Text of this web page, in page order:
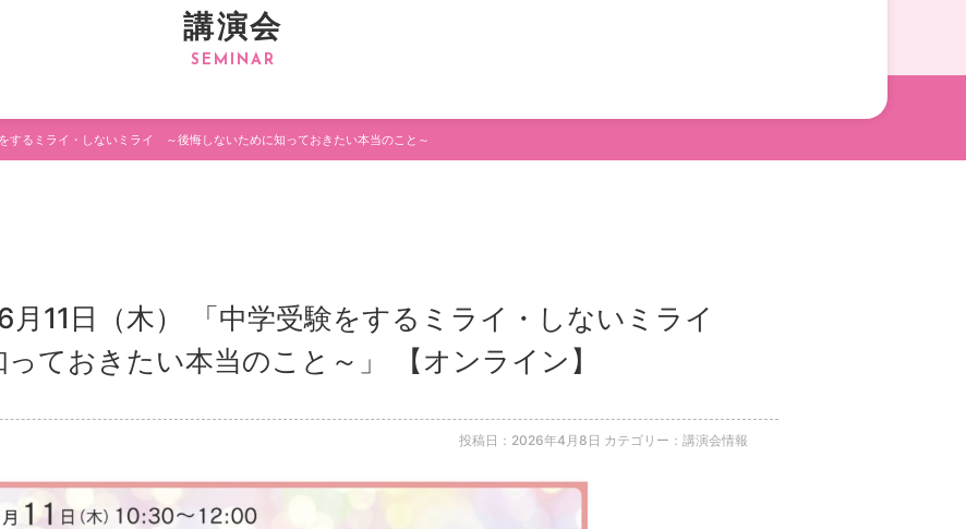
講演会
するミライ・しないミライ ～後悔しないために知っておきたい本当のこと～
月11日（木） 「中学受験をするミライ・しないミライ
ておきたい本当のこと～」 【オンライン】
投稿日：2026年4月8日 カテゴリー：講演会情報